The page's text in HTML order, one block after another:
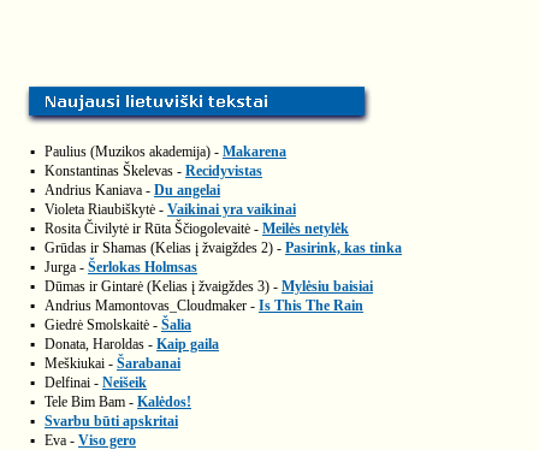
▪ Paulius (Muzikos akademija) - Makarena
▪ Konstantinas Škelevas - Recidyvistas
▪ Andrius Kaniava - Du angelai
▪ Violeta Riaubiškytė - Vaikinai yra vaikinai
▪ Rosita Čivilytė ir Rūta Ščiogolevaitė - Meilės netylėk
▪ Grūdas ir Shamas (Kelias į žvaigždes 2) - Pasirink, kas tinka
▪ Jurga - Šerlokas Holmsas
▪ Dūmas ir Gintarė (Kelias į žvaigždes 3) - Mylėsiu baisiai
▪ Andrius Mamontovas_Cloudmaker - Is This The Rain
▪ Giedrė Smolskaitė - Šalia
▪ Donata, Haroldas - Kaip gaila
▪ Meškiukai - Šarabanai
▪ Delfinai - Neišeik
▪ Tele Bim Bam - Kalėdos!
▪ Svarbu būti apskritai
▪ Eva - Viso gero